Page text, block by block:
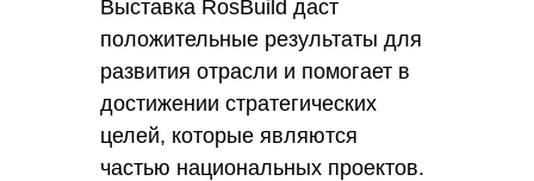
Выставка RosBuild даст
положительные результаты для
развития отрасли и помогает в
достижении стратегических
целей, которые являются
частью национальных проектов.